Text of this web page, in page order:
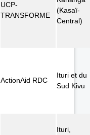
UCP-
TRANSFORME
(Kasaï-
Central)
ActionAid RDC
Ituri et du
Sud Kivu
Ituri,